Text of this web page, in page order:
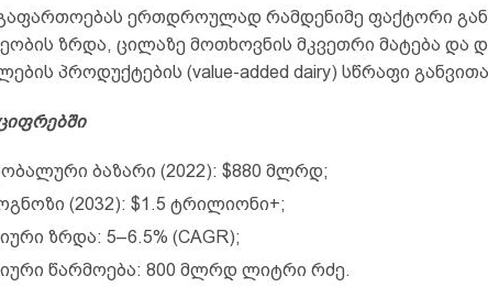
ერთდროულად რამდენიმე ფაქტორი
ზრდა, ცილაზე მოთხოვნის მკვეთრი მატება და
პროდუქტების (value-added dairy) სწრაფი
ბაზარი (2022): $880 მლრდ;
(2032): $1.5 ტრილიონი+;
ზრდა: 5–6.5% (CAGR);
წარმოება: 800 მლრდ ლიტრი რძე.